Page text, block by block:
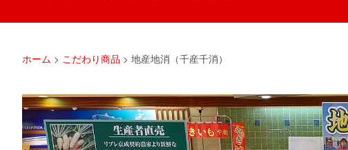
ホーム > こだわり商品 > 地産地消（千産千消）